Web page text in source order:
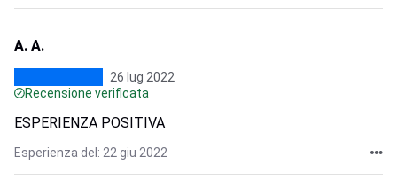
A. A.
26 lug 2022
Recensione verificata
ESPERIENZA POSITIVA
Esperienza del: 22 giu 2022